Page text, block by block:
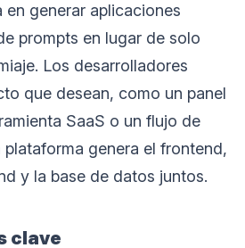
en generar aplicaciones
prompts en lugar de solo
Los desarrolladores
que desean, como un panel
SaaS o un flujo de
genera el frontend,
y la base de datos juntos.
clave